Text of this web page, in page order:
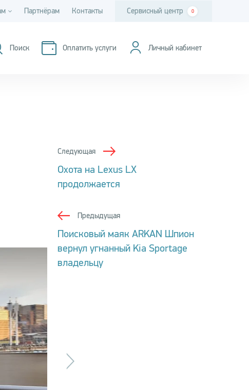
Партнёрам Контакты Сервисный центр 0
Поиск Оплатить услуги Личный кабинет
Следующая
Охота на Lexus LХ
продолжается
Предыдущая
Поисковый маяк ARKAN Шпион
вернул угнанный Kia Sportage
владельцу